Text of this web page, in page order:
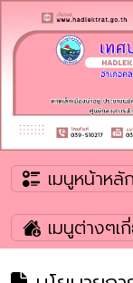
เมนูหน้าหลัก
เมนูต่างๆ